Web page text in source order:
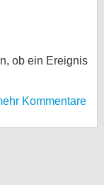
ob ein Ereignis
Kommentare